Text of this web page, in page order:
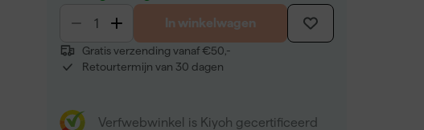
In winkelwagen
Gratis verzending vanaf €50,-
Retourtermijn van 30 dagen
Verfwebwinkel is Kiyoh gecertificeerd